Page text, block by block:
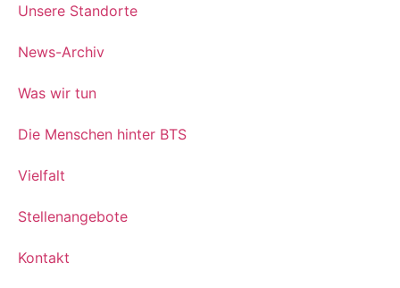
Unsere Standorte
News-Archiv
Was wir tun
Die Menschen hinter BTS
Vielfalt
Stellenangebote
Kontakt